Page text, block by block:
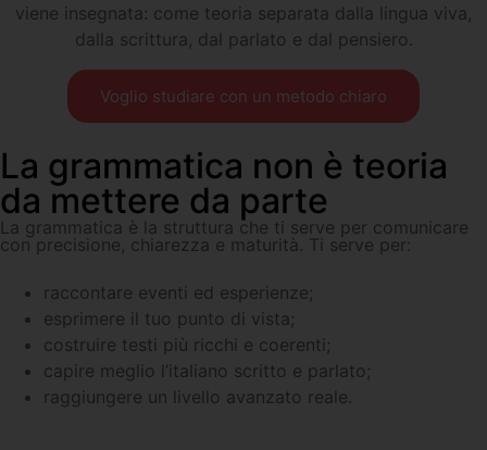
viene insegnata: come teoria separata dalla lingua viva,
dalla scrittura, dal parlato e dal pensiero.
Voglio studiare con un metodo chiaro
La grammatica non è teoria
da mettere da parte
La grammatica è la struttura che ti serve per comunicare
con precisione, chiarezza e maturità. Ti serve per:
raccontare eventi ed esperienze;
esprimere il tuo punto di vista;
costruire testi più ricchi e coerenti;
capire meglio l’italiano scritto e parlato;
raggiungere un livello avanzato reale.